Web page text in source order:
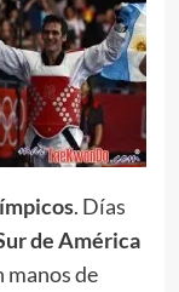
. Días
de América
manos de